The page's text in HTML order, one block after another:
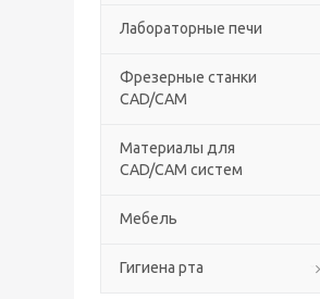
Лабораторные печи
Фрезерные станки
CAD/CAM
Материалы для
CAD/CAM систем
Мебель
Гигиена рта